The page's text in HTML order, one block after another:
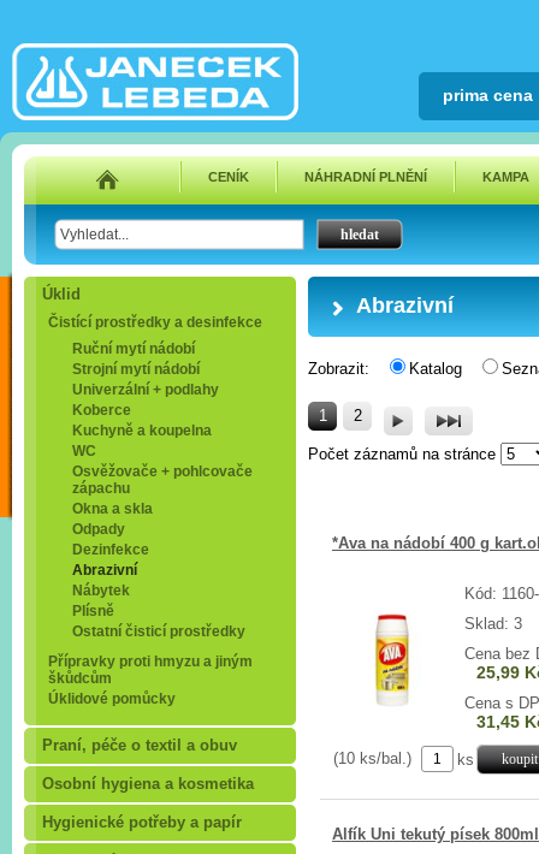
prima cena
CENÍK NÁHRADNÍ PLNĚNÍ KAMPA
Úklid
Čistící prostředky a desinfekce
Ruční mytí nádobí
Strojní mytí nádobí
Univerzální + podlahy
Koberce
Kuchyně a koupelna
WC
Osvěžovače + pohlcovače
zápachu
Okna a skla
Odpady
Dezinfekce
Abrazivní
Nábytek
Plísně
Ostatní čisticí prostředky
Přípravky proti hmyzu a jiným
škůdcům
Úklidové pomůcky
Praní, péče o textil a obuv
Osobní hygiena a kosmetika
Hygienické potřeby a papír
Abrazivní
Zobrazit: Katalog
1 2
Počet záznamů na stránce
*Ava na nádobí 400 g
Kód:
Sklad: 3
Cena bez
25,99
Cena s
31,45
(10 ks/bal.) ks
Alfík Uni tekutý písek 800ml